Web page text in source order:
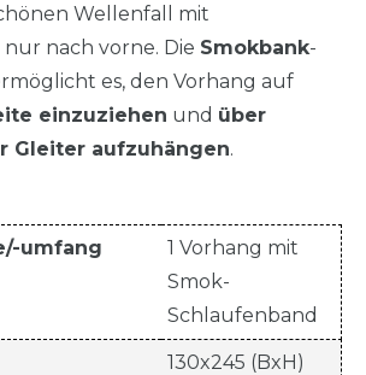
Wellenfall mit
nach vorne. Die Smokbank-
es, den Vorhang auf
einzuziehen und über
Gleiter aufzuhängen.
umfang
1 Vorhang mit
Smok-
Schlaufenband
130x245 (BxH)